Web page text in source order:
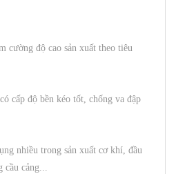
cường độ cao sản xuất theo tiêu
cấp độ bền kéo tốt, chống va đập
nhiều trong sản xuất cơ khí, đầu
cầu cảng...